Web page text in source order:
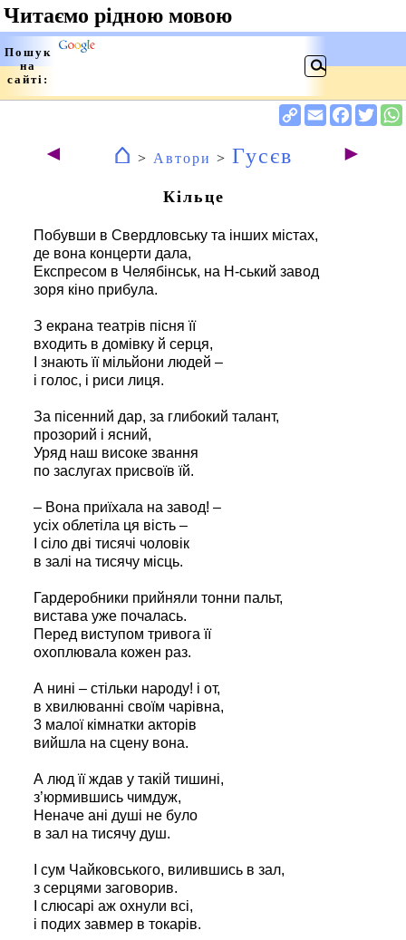
◄ ⌂ > Автори > Гусєв ►
Кільце
Побувши в Свердловську та інших містах,
де вона концерти дала,
Експресом в Челябінськ, на Н-ський завод
зоря кіно прибула.
З екрана театрів пісня її
входить в домівку й серця,
І знають її мільйони людей –
і голос, і риси лиця.
За пісенний дар, за глибокий талант,
прозорий і ясний,
Уряд наш високе звання
по заслугах присвоїв їй.
– Вона приїхала на завод! –
усіх облетіла ця вість –
І сіло дві тисячі чоловік
в залі на тисячу місць.
Гардеробники прийняли тонни пальт,
вистава уже почалась.
Перед виступом тривога її
охоплювала кожен раз.
А нині – стільки народу! і от,
в хвилюванні своїм чарівна,
3 малої кімнатки акторів
вийшла на сцену вона.
А люд її ждав у такій тишині,
з’юрмившись чимдуж,
Неначе ані душі не було
в зал на тисячу душ.
І сум Чайковського, вилившись в зал,
з серцями заговорив.
І слюсарі аж охнули всі,
і подих завмер в токарів.